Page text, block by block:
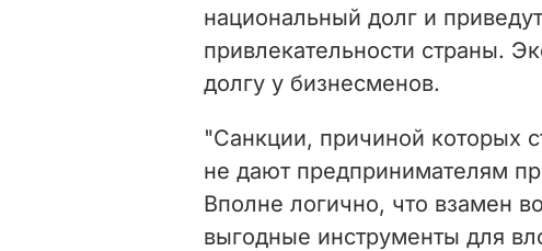
национальный долг и
привлекательности страны.
долгу у бизнесменов.
"Санкции, причиной которых
не дают предпринимателям
Вполне логично, что взамен
выгодные инструменты для